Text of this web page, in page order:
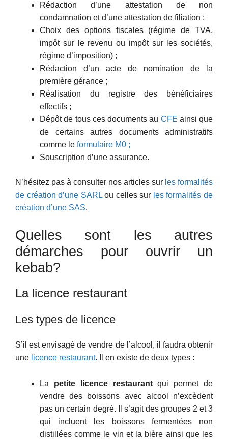
Rédaction d’une attestation de non
condamnation et d’une attestation de filiation ;
Choix des options fiscales (régime de TVA,
impôt sur le revenu ou impôt sur les sociétés,
régime d’imposition) ;
Rédaction d’un acte de nomination de la
première gérance ;
Réalisation du registre des bénéficiaires
effectifs ;
Dépôt de tous ces documents au CFE ainsi que
de certains autres documents administratifs
comme le formulaire M0 ;
Souscription d’une assurance.
N’hésitez pas à consulter nos articles sur les formalités
de création d’une SARLou celles sur les formalités de
création d’une SAS.
Quelles sont les autres
démarches pour ouvrir un
kebab?
La licence restaurant
Les types de licence
S’il est envisagé de vendre de l’alcool, il faudra obtenir
une licence restaurant. Il en existe de deux types :
La petite licence restaurantqui permet de
vendre des boissons avec alcool n’excèdent
pas un certain degré. Il s’agit des groupes 2 et 3
qui incluent les boissons fermentées non
distillées comme le vin et la bière ainsi que les